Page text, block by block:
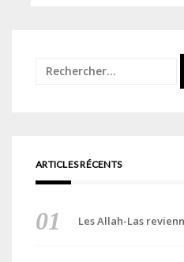
Rechercher :
ARTICLES RÉCENTS
Les Allah-Las